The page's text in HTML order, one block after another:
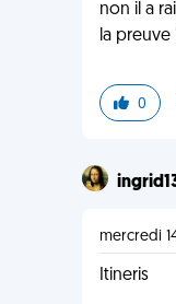
non il a
la preuve
0
mercredi
Itineris